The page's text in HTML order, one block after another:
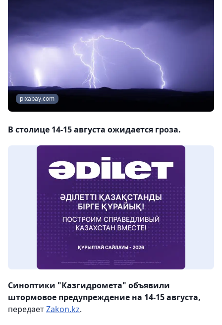
pixabay.com
В столице 14-15 августа ожидается гроза.
Синоптики "Казгидромета" объявили
штормовое предупреждение на 14-15 августа,
передаетZakon.kz.